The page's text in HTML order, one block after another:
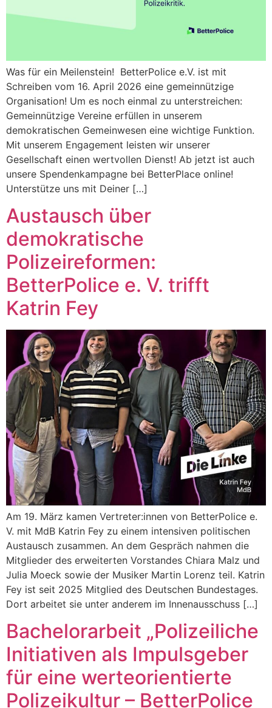
Was für ein Meilenstein! BetterPolice e.V. ist mit
Schreiben vom 16. April 2026 eine gemeinnützige
Organisation! Um es noch einmal zu unterstreichen:
Gemeinnützige Vereine erfüllen in unserem
demokratischen Gemeinwesen eine wichtige Funktion.
Mit unserem Engagement leisten wir unserer
Gesellschaft einen wertvollen Dienst! Ab jetzt ist auch
unsere Spendenkampagne bei BetterPlace online!
Unterstütze uns mit Deiner […]
Austausch über
demokratische
Polizeireformen:
BetterPolice e. V. trifft
Katrin Fey
Am 19. März kamen Vertreter:innen von BetterPolice e.
V. mit MdB Katrin Fey zu einem intensiven politischen
Austausch zusammen. An dem Gespräch nahmen die
Mitglieder des erweiterten Vorstandes Chiara Malz und
Julia Moeck sowie der Musiker Martin Lorenz teil. Katrin
Fey ist seit 2025 Mitglied des Deutschen Bundestages.
Dort arbeitet sie unter anderem im Innenausschuss […]
Bachelorarbeit „Polizeiliche
Initiativen als Impulsgeber
für eine werteorientierte
Polizeikultur – BetterPolice